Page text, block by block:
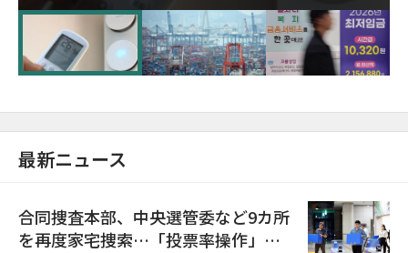
に需給対応体制を点検
最新ニュース
合同捜査本部、中央選管委など9カ所
を再度家宅捜索…「投票率操作」の